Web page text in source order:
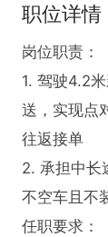
职位详情
岗位职责：
1. 驾驶4.2
送，实现点
往返接单
2. 承担中长
不空车且不
任职要求：